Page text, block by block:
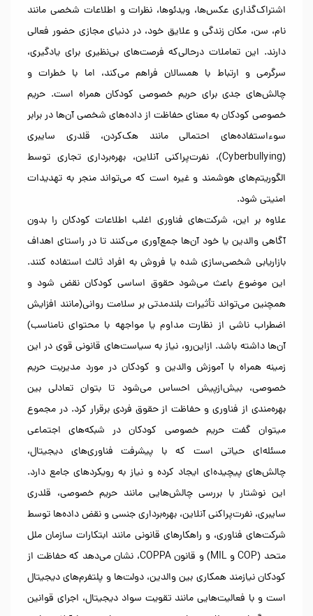
اشتراک‌گذاری عکس‌ها، ویدئوها، نظرات و اطلاعات شخصی مانند
نام، سن، مکان زندگی و علایق خود، در دنیای مجازی حضور فعالی
دارند. این تعاملات درحالی‌که فرصت‌های بی‌نظیری برای یادگیری،
سرگرمی و ارتباط با همسالان فراهم می‌کند، اما با خطرات و
چالش‌های جدی برای حریم خصوصی کودکان همراه است. حریم
خصوصی کودکان به معنای حفاظت از داده‌های شخصی آن‌ها در برابر
سوءاستفاده‌های احتمالی مانند هک‌کردن، قلدری سایبری
(Cyberbullying)، نفرت‌پراکنی آنلاین، بهره‌برداری تجاری توسط
الگوریتم‌های هوشمند و غیره است که می‌تواند منجر به تهدیدات
امنیتی شود.
علاوه بر این، شرکت‌های فناوری اغلب اطلاعات کودکان را بدون
آگاهی والدین یا خود آن‌ها جمع‌آوری می‌کنند تا در راستای اهداف
بازاریابی شخصی‌سازی ‌شده یا فروش به افراد ثالث استفاده کنند.
این موضوع باعث می‌شود حقوق اساسی کودکان نقض شود و
همچنین می‌تواند تأثیرات بلندمدتی بر سلامت روانی(مانند افزایش
اضطراب ناشی از نظارت مداوم یا مواجهه با محتوای نامناسب)
آن‌ها داشته باشد. ازاین‌رو، نیاز به سیاست‌های قانونی قوی در این
زمینه همراه با آموزش والدین و کودکان در مورد مدیریت حریم
خصوصی، بیش‌ازپیش احساس می‌شود تا بتوان تعادلی بین
بهره‌مندی از فناوری و حفاظت از حقوق فردی برقرار کرد. در مجموع
میتوان گفت حریم خصوصی کودکان در شبکه‌های اجتماعی
مسئله‌ای حیاتی است که با پیشرفت فناوری‌های دیجیتال،
چالش‌های پیچیده‌ای ایجاد کرده و نیاز به رویکردهای جامع دارد.
این نوشتار با بررسی چالش‌هایی مانند حریم خصوصی، قلدری
سایبری، نفرت‌پراکنی آنلاین، بهره‌برداری جنسی و نقض داده‌ها توسط
شرکت‌های فناوری، و راهکارهای قانونی مانند ابتکارات سازمان ملل
متحد (COP و MIL) و قانون COPPA، نشان می‌دهد که حفاظت از
کودکان نیازمند همکاری بین والدین، دولت‌ها و پلتفرم‌های دیجیتال
است و با فعالیت‌هایی مانند تقویت سواد دیجیتال، اجرای قوانین